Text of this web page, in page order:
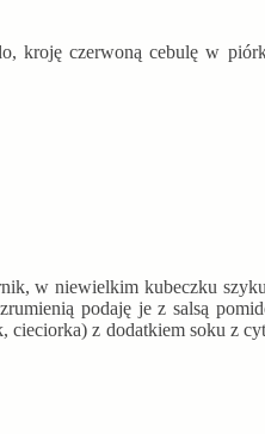
kroję czerwoną cebulę w
w niewielkim kubeczku
podaję je z salsą
cieciorka) z dodatkiem soku z